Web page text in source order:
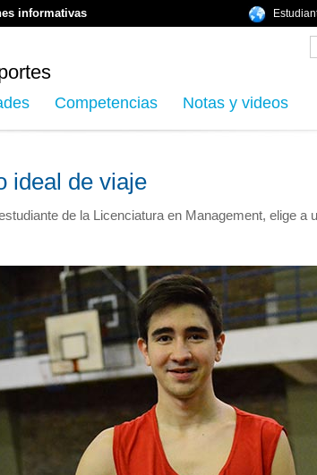
informativas
Competencias Notas y videos
ideal de viaje
de la Licenciatura en Management, elige a